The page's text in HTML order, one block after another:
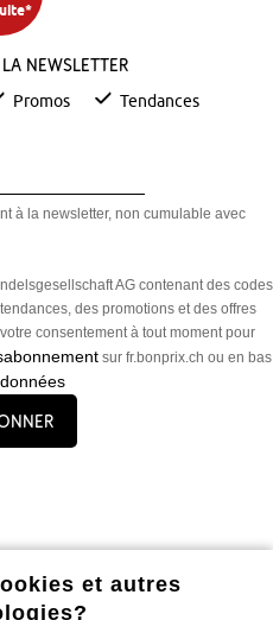
de fleurs ou d’une création
de la chambre. Synonyme de
!
la newsletter
Promos Tendances
à la newsletter, non cumulable avec
AG contenant des codes
des promotions et des offres
consentement à tout moment pour
sur fr.bonprix.ch ou en bas
et autres